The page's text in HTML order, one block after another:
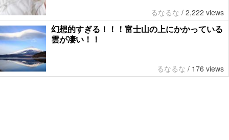
るなるな / 2,222 views
幻想的すぎる！！！富士山の上にかかっている
雲が凄い！！
るなるな / 176 views